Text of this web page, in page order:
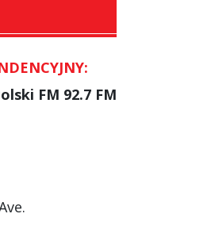
FM 92.7 FM
Wawer: